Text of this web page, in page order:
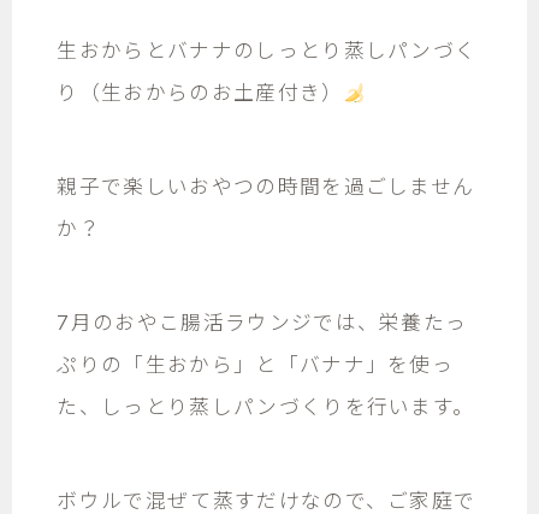
生おからとバナナのしっとり蒸しパンづく
り（生おからのお土産付き）
親子で楽しいおやつの時間を過ごしません
か？
7月のおやこ腸活ラウンジでは、栄養たっ
ぷりの「生おから」と「バナナ」を使っ
た、しっとり蒸しパンづくりを行います。
ボウルで混ぜて蒸すだけなので、ご家庭で